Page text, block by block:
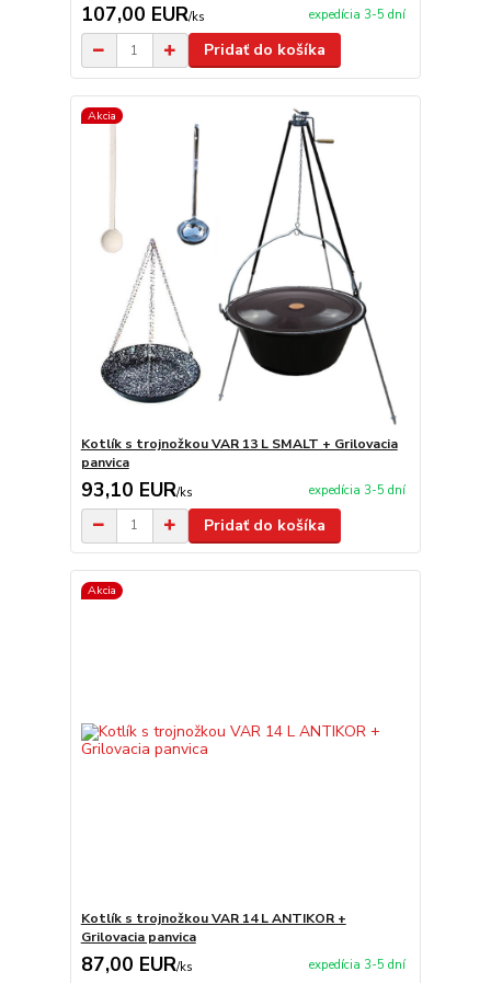
107,00 EUR/ks expedícia 3-5 dní
Pridať do košíka
Akcia
Kotlík s trojnožkou VAR 13 L SMALT + Grilovacia
panvica
93,10 EUR/ks expedícia 3-5 dní
Pridať do košíka
Akcia
Kotlík s trojnožkou VAR 14 L ANTIKOR +
Grilovacia panvica
87,00 EUR/ks expedícia 3-5 dní